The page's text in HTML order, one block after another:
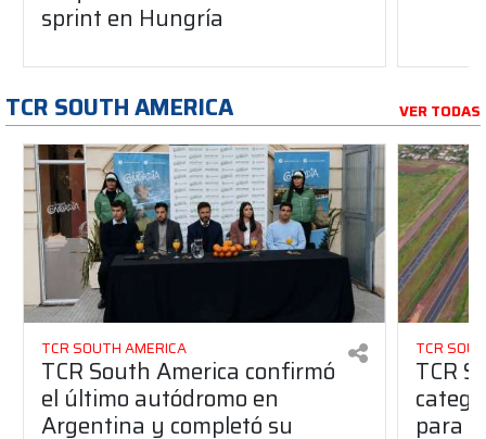
sprint en Hungría
TCR SOUTH AMERICA VER TODAS
TCR SOUTH AMERICA
TCR South America confirmó
el último autódromo en
Argentina y completó su
TCR
TCR
para